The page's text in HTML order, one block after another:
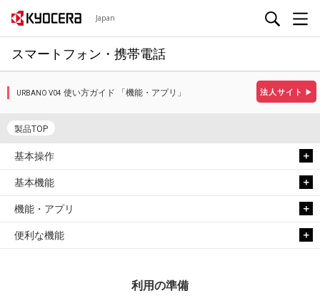
Japan
スマートフォン・携帯電話
法人サイト ▶
URBANO V04 使い方ガイド 「機能・アプリ」
製品TOP
基本操作
基本機能
機能・アプリ
便利な機能
利用の準備